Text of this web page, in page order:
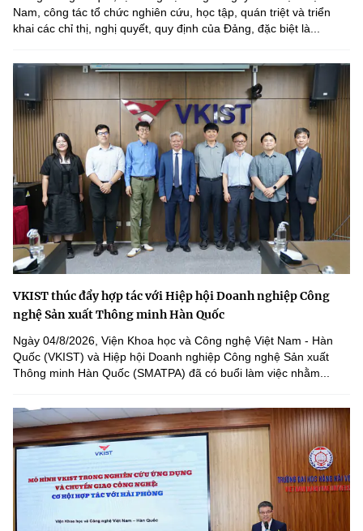
Nam, công tác tổ chức nghiên cứu, học tập, quán triệt và triển
khai các chỉ thị, nghị quyết, quy định của Đảng, đặc biệt là...
VKIST thúc đẩy hợp tác với Hiệp hội Doanh nghiệp Công
nghệ Sản xuất Thông minh Hàn Quốc
Ngày 04/8/2026, Viện Khoa học và Công nghệ Việt Nam - Hàn
Quốc (VKIST) và Hiệp hội Doanh nghiệp Công nghệ Sản xuất
Thông minh Hàn Quốc (SMATPA) đã có buổi làm việc nhằm...